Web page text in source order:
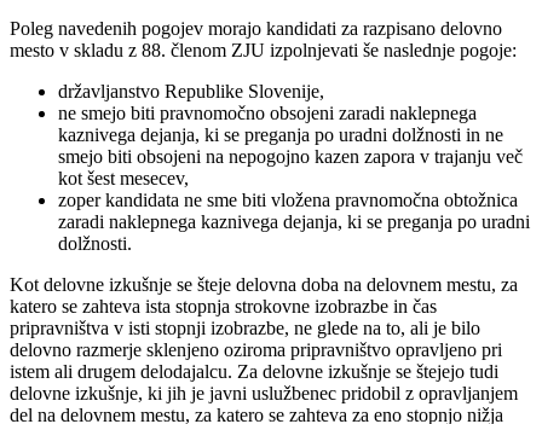
Poleg navedenih pogojev morajo kandidati za razpisano delovno
mesto v skladu z 88. členom ZJU izpolnjevati še naslednje pogoje:
državljanstvo Republike Slovenije,
ne smejo biti pravnomočno obsojeni zaradi naklepnega
kaznivega dejanja, ki se preganja po uradni dolžnosti in ne
smejo biti obsojeni na nepogojno kazen zapora v trajanju več
kot šest mesecev,
zoper kandidata ne sme biti vložena pravnomočna obtožnica
zaradi naklepnega kaznivega dejanja, ki se preganja po uradni
dolžnosti.
Kot delovne izkušnje se šteje delovna doba na delovnem mestu, za
katero se zahteva ista stopnja strokovne izobrazbe in čas
pripravništva v isti stopnji izobrazbe, ne glede na to, ali je bilo
delovno razmerje sklenjeno oziroma pripravništvo opravljeno pri
istem ali drugem delodajalcu. Za delovne izkušnje se štejejo tudi
delovne izkušnje, ki jih je javni uslužbenec pridobil z opravljanjem
del na delovnem mestu, za katero se zahteva za eno stopnjo nižja